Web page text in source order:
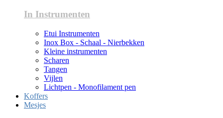
In Instrumenten
Etui Instrumenten
Inox Box - Schaal - Nierbekken
Kleine instrumenten
Scharen
Tangen
Vijlen
Lichtpen - Monofilament pen
Koffers
Mesjes